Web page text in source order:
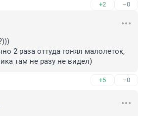
+2 –0
2 раза оттуда гонял малолеток,
там не разу не видел)
+5 –0